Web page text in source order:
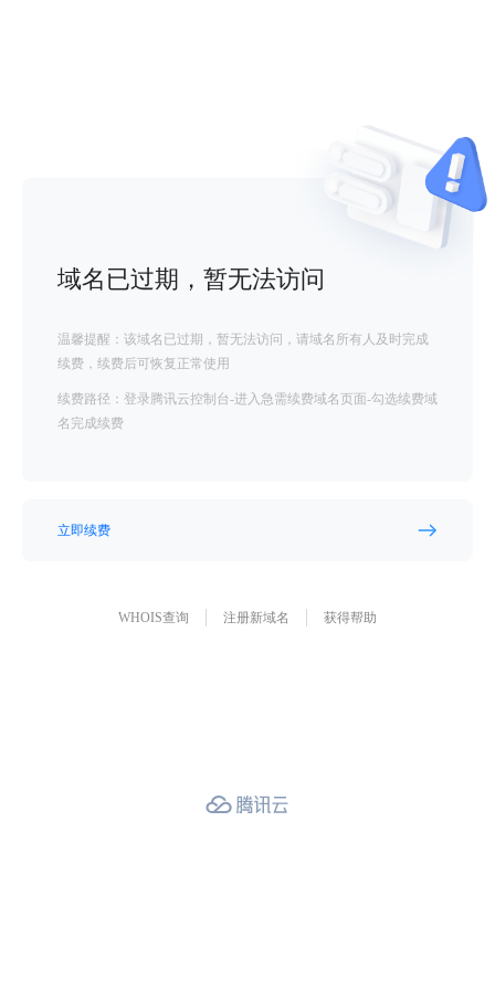
域名已过期，暂无法访问
温馨提醒：该域名已过期，暂无法访问，请域名所有人及时完成
续费，续费后可恢复正常使用
续费路径：登录腾讯云控制台-进入急需续费域名页面-勾选续费域
名完成续费
立即续费
WHOIS查询 注册新域名 获得帮助